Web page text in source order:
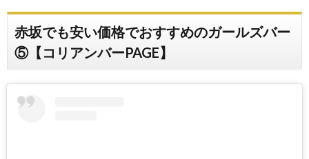
赤坂でも安い価格でおすすめのガールズバー
⑤【コリアンバーPAGE】